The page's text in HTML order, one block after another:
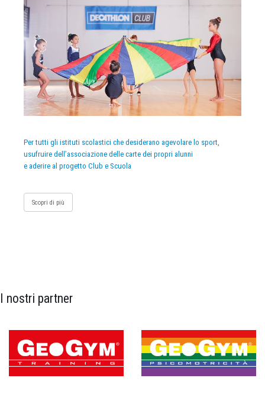
Per tutti gli istituti scolastici che desiderano agevolare lo sport,
usufruire dell’associazione delle carte dei propri alunni
e aderire al progetto Club e Scuola
Scopri di più
I nostri partner